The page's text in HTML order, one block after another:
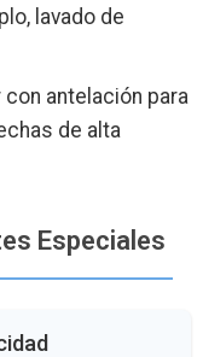
lavado de
antelación para
de alta
Especiales